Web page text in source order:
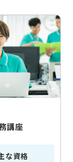
講座
な資格